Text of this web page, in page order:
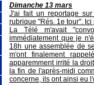
Dimanche 13 mars
J'ai fait un reportage
rubrique "Rés. 1e tour".
La Télé m'avait
immédiatement que je
18h une assemblée de
m'ont finalement
apparemment irrité la
la fin de l'après-midi
concerne, ils ont ainsi eu